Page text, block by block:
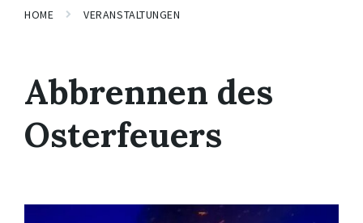
HOME VERANSTALTUNGEN
Abbrennen des
Osterfeuers